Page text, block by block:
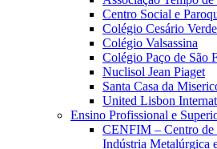
Centro Social e
Colégio Cesário Verde
Colégio Valsassina
Colégio Paço de São
Nuclisol Jean Piaget
Santa Casa da
United Lisbon
Ensino Profissional e
CENFIM – Centro de
Indústria Metalúrgica